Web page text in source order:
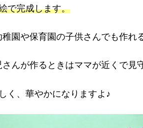
で完成します。
園や保育園の子供さんでも作れ
んが作るときはママが近くで見
く、華やかになりますよ♪